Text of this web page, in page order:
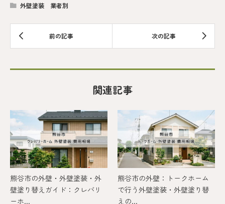
外壁塗装 業者別
関連記事
熊谷市の外壁・外壁塗装・外
壁塗り替えガイド：クレバリ
ーホ...
熊谷市の外壁：トークホーム
で行う外壁塗装・外壁塗り替
えの...